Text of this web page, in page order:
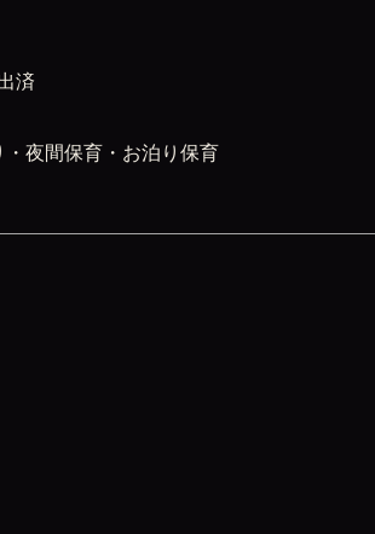
済
夜間保育・お泊り保育